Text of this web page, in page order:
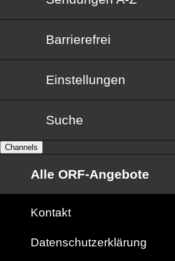
Barrierefrei
Barrierefrei
Einstellungen
Suche
Channels
Alle ORF-Angebote
Kontakt
Datenschutzerklärung